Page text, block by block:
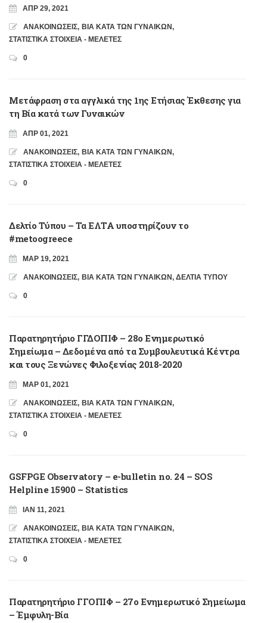
ΑΠΡ 29, 2021
ΑΝΑΚΟΙΝΩΣΕΙΣ, ΒΙΑ ΚΑΤΑ ΤΩΝ ΓΥΝΑΙΚΩΝ,
ΣΤΑΤΙΣΤΙΚΑ ΣΤΟΙΧΕΙΑ - ΜΕΛΕΤΕΣ
0
Μετάφραση στα αγγλικά της 1ης Ετήσιας Έκθεσης για
τη Βία κατά των Γυναικών
ΑΠΡ 01, 2021
ΑΝΑΚΟΙΝΩΣΕΙΣ, ΒΙΑ ΚΑΤΑ ΤΩΝ ΓΥΝΑΙΚΩΝ,
ΣΤΑΤΙΣΤΙΚΑ ΣΤΟΙΧΕΙΑ - ΜΕΛΕΤΕΣ
0
Δελτίο Τύπου – Τα ΕΛΤΑ υποστηρίζουν το
#metoogreece
ΜΑΡ 19, 2021
ΑΝΑΚΟΙΝΩΣΕΙΣ, ΒΙΑ ΚΑΤΑ ΤΩΝ ΓΥΝΑΙΚΩΝ, ΔΕΛΤΙΑ ΤΥΠΟΥ
0
Παρατηρητήριο ΓΓΔΟΠΙΦ – 28ο Ενημερωτικό
Σημείωμα – Δεδομένα από τα Συμβουλευτικά Κέντρα
και τους Ξενώνες Φιλοξενίας 2018-2020
ΜΑΡ 01, 2021
ΑΝΑΚΟΙΝΩΣΕΙΣ, ΒΙΑ ΚΑΤΑ ΤΩΝ ΓΥΝΑΙΚΩΝ,
ΣΤΑΤΙΣΤΙΚΑ ΣΤΟΙΧΕΙΑ - ΜΕΛΕΤΕΣ
0
GSFPGE Observatory – e-bulletin no. 24 – SOS
Helpline 15900 – Statistics
ΙΑΝ 11, 2021
ΑΝΑΚΟΙΝΩΣΕΙΣ, ΒΙΑ ΚΑΤΑ ΤΩΝ ΓΥΝΑΙΚΩΝ,
ΣΤΑΤΙΣΤΙΚΑ ΣΤΟΙΧΕΙΑ - ΜΕΛΕΤΕΣ
0
Παρατηρητήριο ΓΓΟΠΙΦ – 27ο Ενημερωτικό Σημείωμα
– Έμφυλη-Βία